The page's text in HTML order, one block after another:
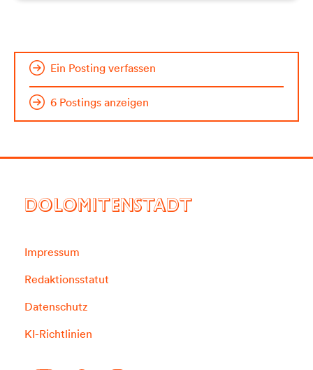
Ein Posting verfassen
6 Postings anzeigen
DOLOMITENSTADT
Impressum
Redaktionsstatut
Datenschutz
KI-Richtlinien